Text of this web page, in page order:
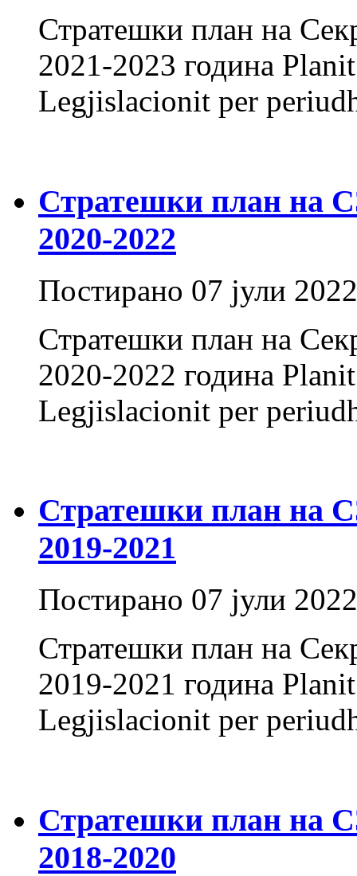
Стратешки план на
2021-2023 година
Legjislacionit per
Стратешки план на
2020-2022
Постирано 07 јули 2022
Стратешки план на
2020-2022 година
Legjislacionit per
Стратешки план на
2019-2021
Постирано 07 јули 2022
Стратешки план на
2019-2021 година
Legjislacionit per
Стратешки план на
2018-2020